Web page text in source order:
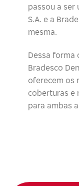
passou a ser
S.A. e a
mesma.
Dessa
Bradesco
oferecem os
coberturas e
para ambas